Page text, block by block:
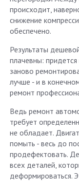
происходит,
снижение
обеспечено.
Результаты
плачевны:
заново
лучше - и в
ремонт
Ведь ремонт
требует
не обладает.
помыть - весь до
продефектовать.
всех деталей,
деформироваться.